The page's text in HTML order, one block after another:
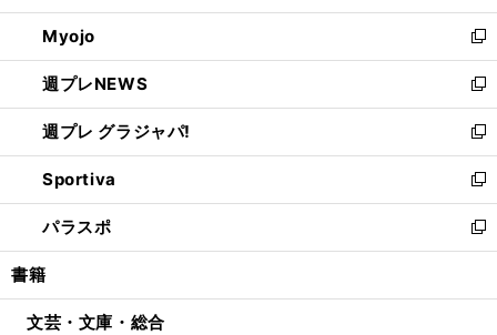
開
く
ウ
で
開
く
ン
ド
ウ
で
開
く
ウ
ィ
ン
ド
ウ
で
開
く
Myojo
新
し
い
ウ
ィ
ン
ド
ウ
で
開
週プレNEWS
新
し
い
ウ
ィ
ン
ド
ウ
開
週プレ グラジャパ!
新
し
い
ウ
ィ
ン
ウ
Sportiva
新
し
い
ウ
ン
パラスポ
新
し
ウ
書籍
文芸・文庫・総合